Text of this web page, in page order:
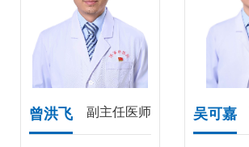
曾洪飞 副主任医师 吴可嘉